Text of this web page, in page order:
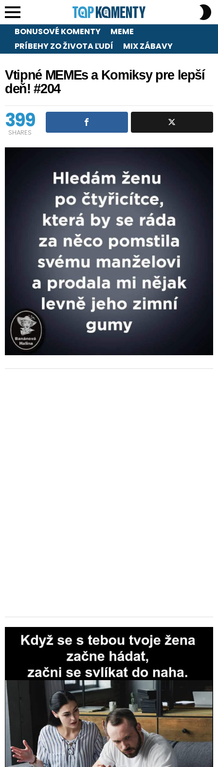
Menu
BONUSOVÉ KOMENTY
MEME
PRÍBEHY ZO ŽIVOTA ĽUDÍ
MIX ZÁBAVY
Vtipné MEMEs a Komiksy pre lepší
deň! #204
399
SHARES